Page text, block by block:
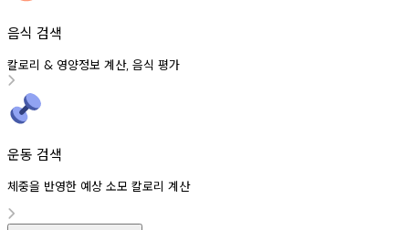
음식 검색
칼로리 & 영양정보 계산, 음식 평가
운동 검색
체중을 반영한 예상 소모 칼로리 계산